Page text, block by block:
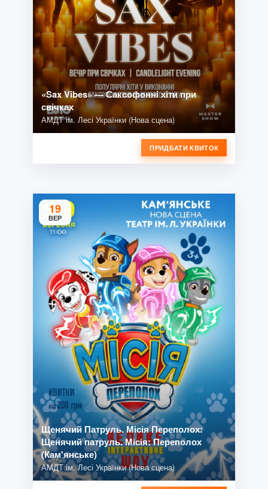
«Sax Vibes» — Саксофонні хіти при
свічках
АМДТ ім. Лесі Українки (Нова сцена)
ПРИДБАТИ КВИТОК
19
ВЕР
Щенячий Патруль. Місія Переполох:
Щенячий патруль. Місія: Переполох
(Кам'янське)
АМДТ ім. Лесі Українки (Нова сцена)